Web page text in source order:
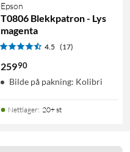
Epson
T0806 Blekkpatron - Lys
magenta
4.5 (17)
25990
Bilde på pakning: Kolibri
Nettlager: 20+ st